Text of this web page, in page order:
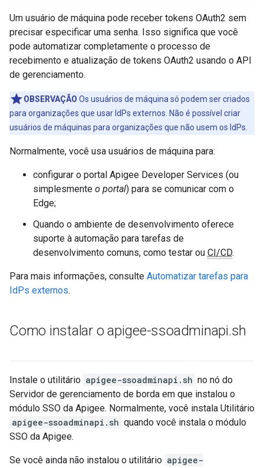
Um usuário de máquina pode receber tokens OAuth2 sem
precisar especificar uma senha. Isso significa que você
pode automatizar completamente o processo de
recebimento e atualização de tokens OAuth2 usando o API
de gerenciamento.
OBSERVAÇÃO Os usuários de máquina só podem ser criados
para organizações que usar IdPs externos. Não é possível criar
usuários de máquinas para organizações que não usem os IdPs.
Normalmente, você usa usuários de máquina para:
configurar o portal Apigee Developer Services (ou
simplesmente o portal) para se comunicar com o
Edge;
Quando o ambiente de desenvolvimento oferece
suporte à automação para tarefas de
desenvolvimento comuns, como testar ou CI/CD.
Para mais informações, consulte Automatizar tarefas para
IdPs externos.
Como instalar o apigee-ssoadminapi.sh
Instale o utilitário apigee-ssoadminapi.sh no nó do
Servidor de gerenciamento de borda em que instalou o
módulo SSO da Apigee. Normalmente, você instala Utilitário
apigee-ssoadminapi.sh quando você instala o módulo
SSO da Apigee.
Se você ainda não instalou o utilitário apigee-